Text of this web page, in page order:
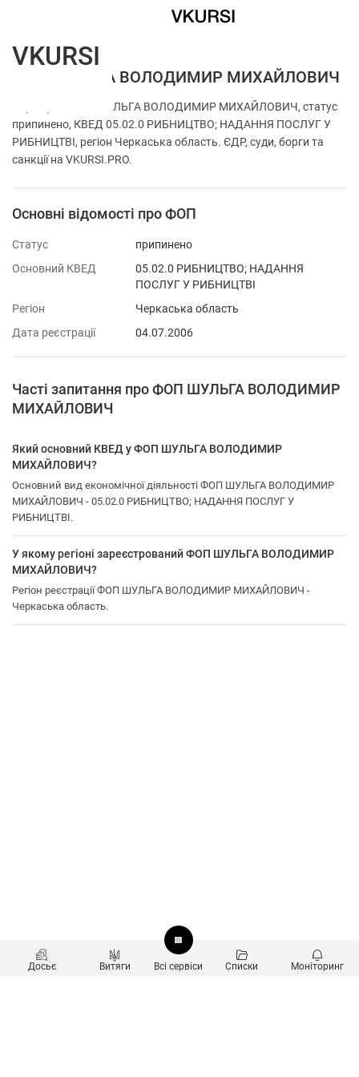
ФОП ШУЛЬГА ВОЛОДИМИР МИХАЙЛОВИЧ
Перевірка ФОП ШУЛЬГА ВОЛОДИМИР МИХАЙЛОВИЧ, статус
припинено, КВЕД 05.02.0 РИБНИЦТВО; НАДАННЯ ПОСЛУГ У
РИБНИЦТВІ, регіон Черкаська область. ЄДР, суди, борги та
санкції на VKURSI.PRO.
Основні відомості про ФОП
Статус
припинено
Основний КВЕД
05.02.0 РИБНИЦТВО; НАДАННЯ
ПОСЛУГ У РИБНИЦТВІ
Регіон
Черкаська область
Дата реєстрації
04.07.2006
Часті запитання про ФОП ШУЛЬГА ВОЛОДИМИР
МИХАЙЛОВИЧ
Який основний КВЕД у ФОП ШУЛЬГА ВОЛОДИМИР
МИХАЙЛОВИЧ?
Основний вид економічної діяльності ФОП ШУЛЬГА ВОЛОДИМИР
МИХАЙЛОВИЧ - 05.02.0 РИБНИЦТВО; НАДАННЯ ПОСЛУГ У
РИБНИЦТВІ.
У якому регіоні зареєстрований ФОП ШУЛЬГА ВОЛОДИМИР
МИХАЙЛОВИЧ?
Регіон реєстрації ФОП ШУЛЬГА ВОЛОДИМИР МИХАЙЛОВИЧ -
Черкаська область.
Досьє Витяги Всі сервіси Списки Моніторинг
VKURSI